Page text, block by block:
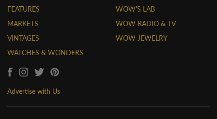
FEATURES
MARKETS
VINTAGES
WATCHES & WONDERS
WOW'S LAB
WOW RADIO & TV
WOW JEWELRY
Advertise with Us